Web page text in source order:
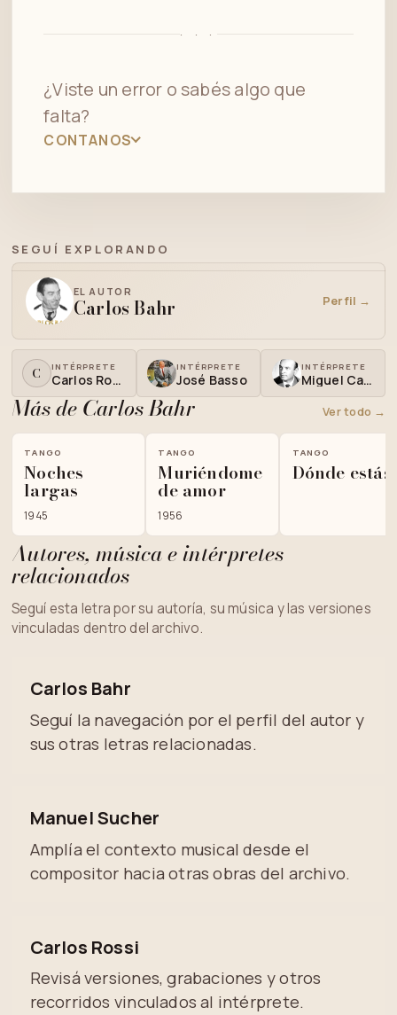
· · ·
¿Viste un error o sabés algo que
falta?
CONTANOS
SEGUÍ EXPLORANDO
EL AUTOR
Carlos Bahr Perfil →
C INTÉRPRETE
Carlos Rossi
INTÉRPRETE
José Basso
INTÉRPRETE
Miguel Caló
Más de Carlos Bahr Ver todo →
TANGO
Noches
largas
1945
TANGO
Muriéndome
de amor
1956
TANGO
Dónde estás
Autores, música e intérpretes
relacionados
Seguí esta letra por su autoría, su música y las versiones
vinculadas dentro del archivo.
Carlos Bahr
Seguí la navegación por el perfil del autor y
sus otras letras relacionadas.
Manuel Sucher
Amplía el contexto musical desde el
compositor hacia otras obras del archivo.
Carlos Rossi
Revisá versiones, grabaciones y otros
recorridos vinculados al intérprete.